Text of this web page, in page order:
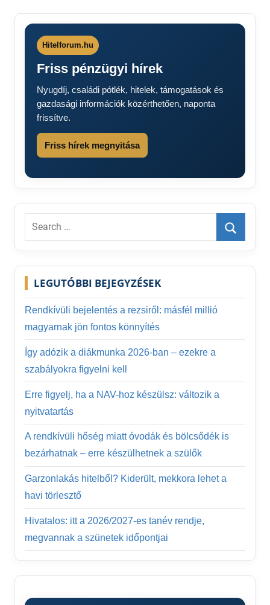
Hitelforum.hu
Friss pénzügyi hírek
Nyugdíj, családi pótlék, hitelek, támogatások és
gazdasági információk közérthetően, naponta
frissítve.
Friss hírek megnyitása
Search
Search
LEGUTÓBBI BEJEGYZÉSEK
Rendkívüli bejelentés a rezsiről: másfél millió
magyarnak jön fontos könnyítés
Így adózik a diákmunka 2026-ban – ezekre a
szabályokra figyelni kell
Erre figyelj, ha a NAV-hoz készülsz: változik a
nyitvatartás
A rendkívüli hőség miatt óvodák és bölcsődék is
bezárhatnak – erre készülhetnek a szülők
Garzonlakás hitelből? Kiderült, mekkora lehet a
havi törlesztő
Hivatalos: itt a 2026/2027-es tanév rendje,
megvannak a szünetek időpontjai